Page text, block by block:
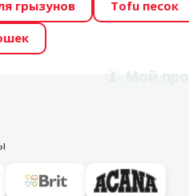
на ТОП-овые корма! 🍖
питомец станет звездой
грызунов
Tofu песок
flakes, 12 г